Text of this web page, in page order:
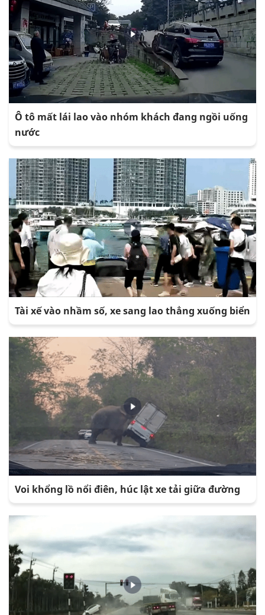
Ô tô mất lái lao vào nhóm khách đang ngồi uống
nước
Tài xế vào nhầm số, xe sang lao thẳng xuống biển
Voi khổng lồ nổi điên, húc lật xe tải giữa đường